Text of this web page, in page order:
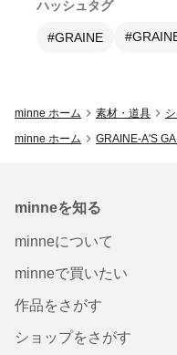
ハッシュタグ
#GRAINE
minne ホーム 素材・道具
minne ホーム
GRAINE-A'S
minneを知る
minneについて
minneで買いたい
作品をさがす
ショップをさがす